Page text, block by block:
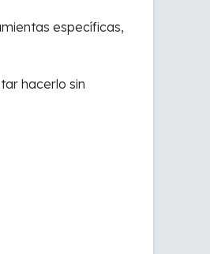
específicas,
hacerlo sin